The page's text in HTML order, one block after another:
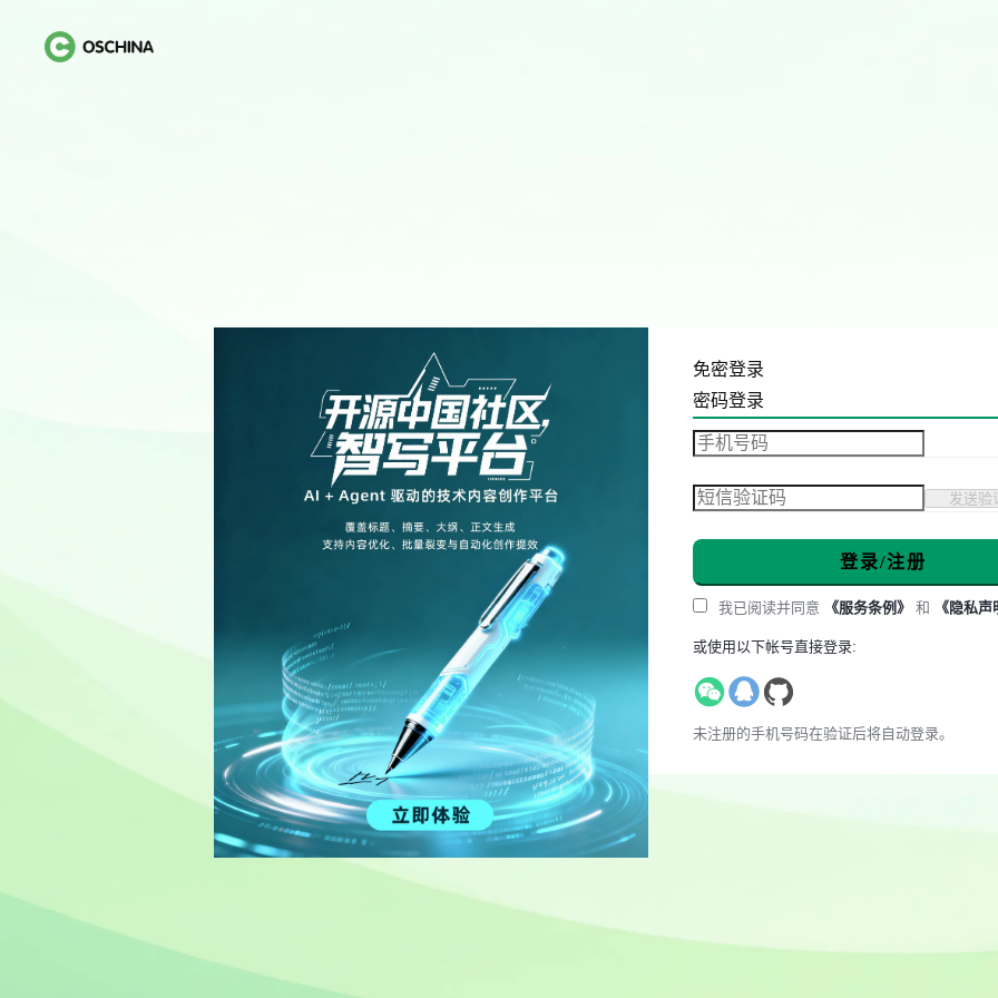
免密登录
密码登录
发送验
登录/注册
我已阅读并同意 《服务条例》 和 《隐私声
或使用以下帐号直接登录:
未注册的手机号码在验证后将自动登录。